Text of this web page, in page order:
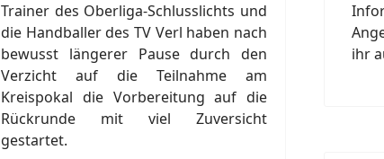
Trainer des Oberliga-Schlusslichts und
die Handballer des TV Verl haben nach
bewusst längerer Pause durch den
Verzicht auf die Teilnahme am
Kreispokal die Vorbereitung auf die
Rückrunde mit viel Zuversicht
gestartet.
ihr